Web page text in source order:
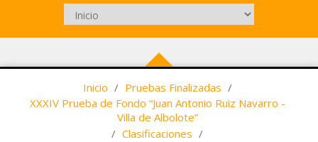
Inicio / Pruebas Finalizadas /
XXXIV Prueba de Fondo “Juan Antonio Ruiz Navarro -
Villa de Albolote”
/ Clasificaciones /